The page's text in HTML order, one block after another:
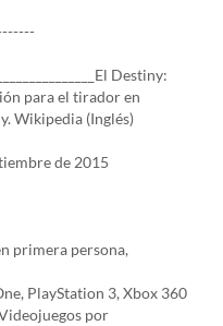
Destiny:
para el tirador en
Wikipedia (Inglés)
de 2015
primera persona,
PlayStation 3, Xbox 360
por